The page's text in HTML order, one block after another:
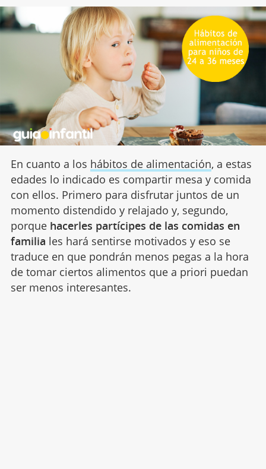
En cuanto a los hábitos de alimentación, a estas
edades lo indicado es compartir mesa y comida
con ellos. Primero para disfrutar juntos de un
momento distendido y relajado y, segundo,
porque hacerles partícipes de las comidas en
familia les hará sentirse motivados y eso se
traduce en que pondrán menos pegas a la hora
de tomar ciertos alimentos que a priori puedan
ser menos interesantes.